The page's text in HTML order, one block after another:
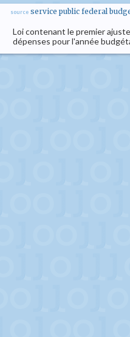
source service public federal
Loi contenant le premier
dépenses pour l'année